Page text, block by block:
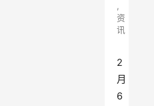
,
资
讯
2
月
6